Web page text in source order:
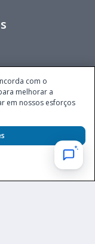
0001-84), com
3º andar, Itaim Bibi, no
133, Brasil - empresa
conforme Portaria nº
11.2.2025.
com o
melhorar a
em nossos esforços